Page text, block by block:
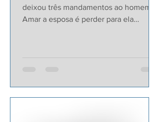
deixou três mandamentos ao homem:
Amar a esposa é perder para ela